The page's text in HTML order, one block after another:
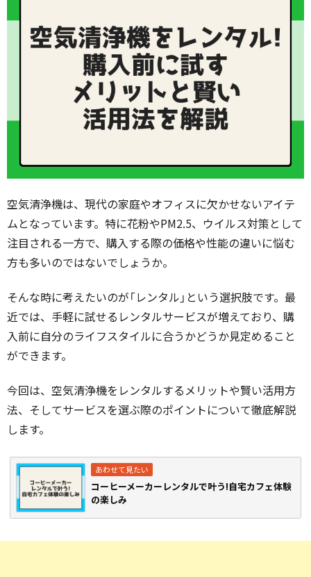
空気清浄機は、現代の家庭やオフィスに欠かせないアイテ
ムとなっています。特に花粉やPM2.5、ウイルス対策として
注目される一方で、購入する際の価格や性能の違いに悩む
方も多いのではないでしょうか。
そんな時に考えたいのが「レンタル」という選択肢です。最
近では、手軽に試せるレンタルサービスが増えており、購
入前に自分のライフスタイルに合うかどうか見定めること
ができます。
今回は、空気清浄機をレンタルするメリットや賢い活用方
法、そしてサービスを選ぶ際のポイントについて徹底解説
します。
コーヒーメーカーレンタルで叶う!自宅カフェ体験
の楽しみ